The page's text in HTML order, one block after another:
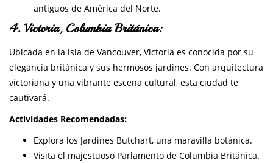
antiguos de América del Norte.
4. Victoria, Columbia Británica:
Ubicada en la isla de Vancouver, Victoria es conocida por su
elegancia británica y sus hermosos jardines. Con arquitectura
victoriana y una vibrante escena cultural, esta ciudad te
cautivará.
Actividades Recomendadas:
Explora los Jardines Butchart, una maravilla botánica.
Visita el majestuoso Parlamento de Columbia Británica.